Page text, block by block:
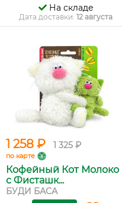
На складе
Дата доставки: 12 августа
1 258 ₽ 1 325 ₽
по карте
Кофейный Кот Молоко
с Фисташк...
БУДИ БАСА